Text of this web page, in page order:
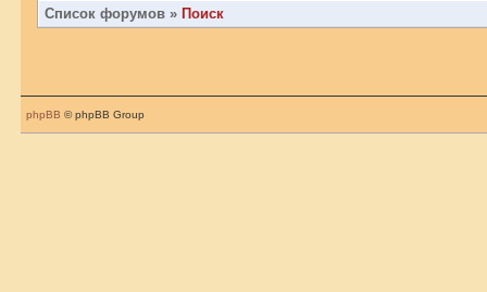
Список форумов » Поиск
phpBB © phpBB Group